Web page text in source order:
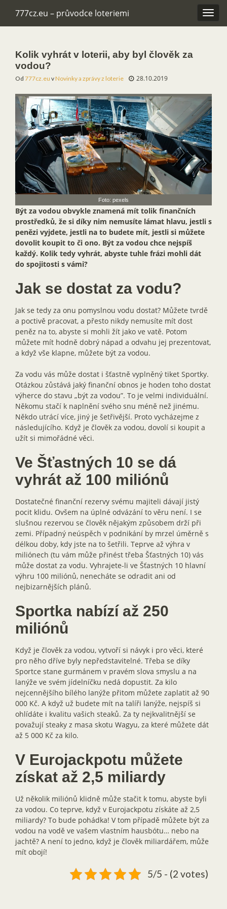
777cz.eu – průvodce loteriemi
Kolik vyhrát v loterii, aby byl člověk za
vodou?
Od 777cz.eu vNovinky a zprávy z loterie 28.10.2019
Foto: pexels
Být za vodou obvykle znamená mít tolik finančních
prostředků, že si díky nim nemusíte lámat hlavu, jestli s
penězi vyjdete, jestli na to budete mít, jestli si můžete
dovolit koupit to či ono. Být za vodou chce nejspíš
každý. Kolik tedy vyhrát, abyste tuhle frázi mohli dát
do spojitosti s vámi?
Jak se dostat za vodu?
Jak se tedy za onu pomyslnou vodu dostat? Můžete tvrdě
a poctivě pracovat, a přesto nikdy nemusíte mít dost
peněz na to, abyste si mohli žít jako ve vatě. Potom
můžete mít hodně dobrý nápad a odvahu jej prezentovat,
a když vše klapne, můžete být za vodou.
Za vodu vás může dostat i šťastně vyplněný tiket Sportky.
Otázkou zůstává jaký finanční obnos je hoden toho dostat
výherce do stavu „být za vodou”. To je velmi individuální.
Někomu stačí k naplnění svého snu méně než jinému.
Někdo utrácí více, jiný je šetřivější. Proto vycházejme z
následujícího. Když je člověk za vodou, dovolí si koupit a
užít si mimořádné věci.
Ve Šťastných 10 se dá
vyhrát až 100 miliónů
Dostatečné finanční rezervy svému majiteli dávají jistý
pocit klidu. Ovšem na úplné odvázání to věru není. I se
slušnou rezervou se člověk nějakým způsobem drží při
zemi. Případný neúspěch v podnikání by mrzel úměrně s
délkou doby, kdy jste na to šetřili. Teprve až výhra v
miliónech (tu vám může přinést třeba Šťastných 10) vás
může dostat za vodu. Vyhrajete-li ve Šťastných 10 hlavní
výhru 100 miliónů, nenecháte se odradit ani od
nejbizarnějších plánů.
Sportka nabízí až 250
miliónů
Když je člověk za vodou, vytvoří si návyk i pro věci, které
pro něho dříve byly nepředstavitelné. Třeba se díky
Sportce stane gurmánem v pravém slova smyslu a na
lanýže ve svém jídelníčku nedá dopustit. Za kilo
nejcennějšího bílého lanýže přitom můžete zaplatit až 90
000 Kč. A když už budete mít na talíři lanýže, nejspíš si
ohlídáte i kvalitu vašich steaků. Za ty nejkvalitnější se
považují steaky z masa skotu Wagyu, za které můžete dát
až 5 000 Kč za kilo.
V Eurojackpotu můžete
získat až 2,5 miliardy
Už několik miliónů klidně může stačit k tomu, abyste byli
za vodou. Co teprve, když v Eurojackpotu získáte až 2,5
miliardy? To bude pohádka! V tom případě můžete být za
vodou na vodě ve vašem vlastním hausbótu… nebo na
jachtě? A není to jedno, když je člověk miliardářem, může
mít obojí!
5/5 - (2 votes)